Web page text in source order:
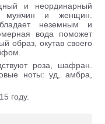
и неординарный
мужчин и женщин.
неземным и
вода поможет
образ, окутав своего
роза, шафран.
ноты: уд, амбра,
году.